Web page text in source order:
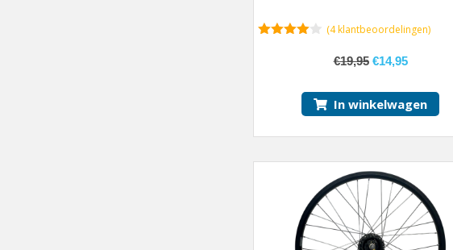
(4klantbeoordelingen)
€19,95 €14,95
In winkelwagen